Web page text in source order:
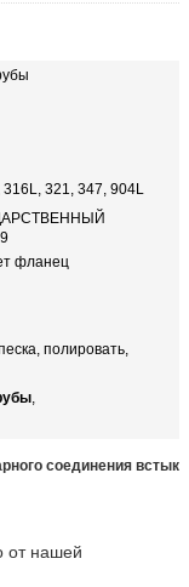
321, 347, 904L
фланец
полировать,
,
соединения встык
от нашей